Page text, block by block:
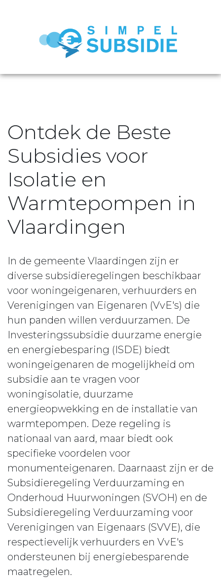
Ontdek de Beste
Subsidies voor
Isolatie en
Warmtepompen in
Vlaardingen
In de gemeente Vlaardingen zijn er
diverse subsidieregelingen beschikbaar
voor woningeigenaren, verhuurders en
Verenigingen van Eigenaren (VvE's) die
hun panden willen verduurzamen. De
Investeringssubsidie duurzame energie
en energiebesparing (ISDE) biedt
woningeigenaren de mogelijkheid om
subsidie aan te vragen voor
woningisolatie, duurzame
energieopwekking en de installatie van
warmtepompen. Deze regeling is
nationaal van aard, maar biedt ook
specifieke voordelen voor
monumenteigenaren. Daarnaast zijn er de
Subsidieregeling Verduurzaming en
Onderhoud Huurwoningen (SVOH) en de
Subsidieregeling Verduurzaming voor
Verenigingen van Eigenaars (SVVE), die
respectievelijk verhuurders en VvE's
ondersteunen bij energiebesparende
maatregelen.